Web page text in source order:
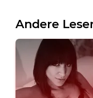
Andere